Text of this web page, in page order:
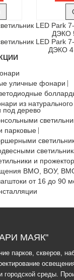
LED Park
ДЭКО
LED Park
ДЭКО 4
уличные фонари
из
под дерево
парковые
и
ВМО, ВОУ,
от 16 до 90
МАЯК"
парков, скверов,
городской среды.